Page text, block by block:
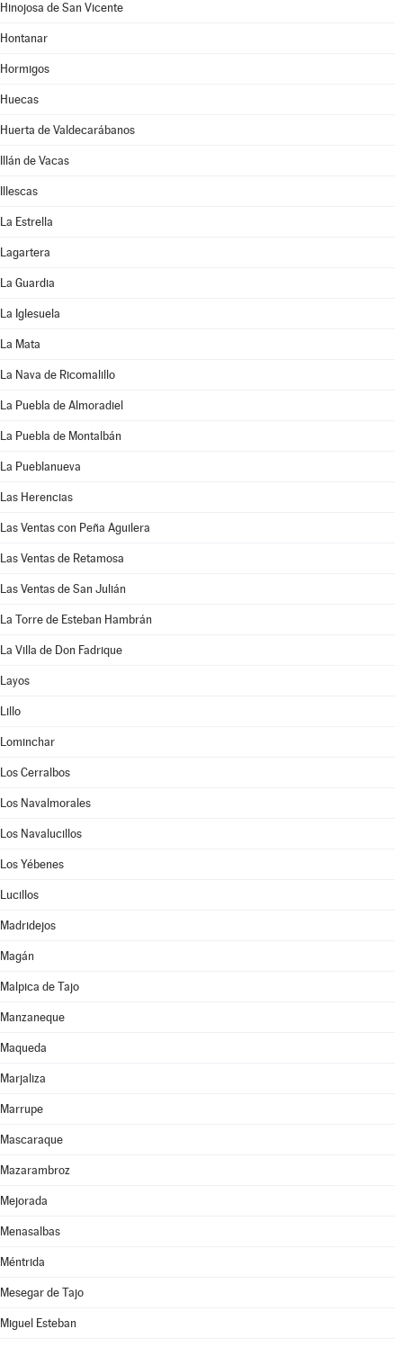
Hinojosa de San Vicente
Hontanar
Hormigos
Huecas
Huerta de Valdecarábanos
Illán de Vacas
Illescas
La Estrella
Lagartera
La Guardia
La Iglesuela
La Mata
La Nava de Ricomalillo
La Puebla de Almoradiel
La Puebla de Montalbán
La Pueblanueva
Las Herencias
Las Ventas con Peña Aguilera
Las Ventas de Retamosa
Las Ventas de San Julián
La Torre de Esteban Hambrán
La Villa de Don Fadrique
Layos
Lillo
Lominchar
Los Cerralbos
Los Navalmorales
Los Navalucillos
Los Yébenes
Lucillos
Madridejos
Magán
Malpica de Tajo
Manzaneque
Maqueda
Marjaliza
Marrupe
Mascaraque
Mazarambroz
Mejorada
Menasalbas
Méntrida
Mesegar de Tajo
Miguel Esteban